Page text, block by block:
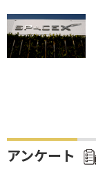
アンケート